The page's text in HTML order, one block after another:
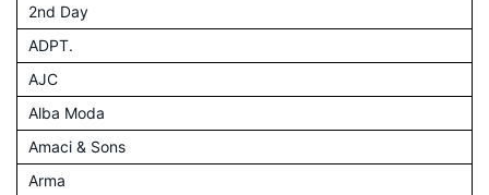
2nd Day
ADPT.
AJC
Alba Moda
Amaci & Sons
Arma